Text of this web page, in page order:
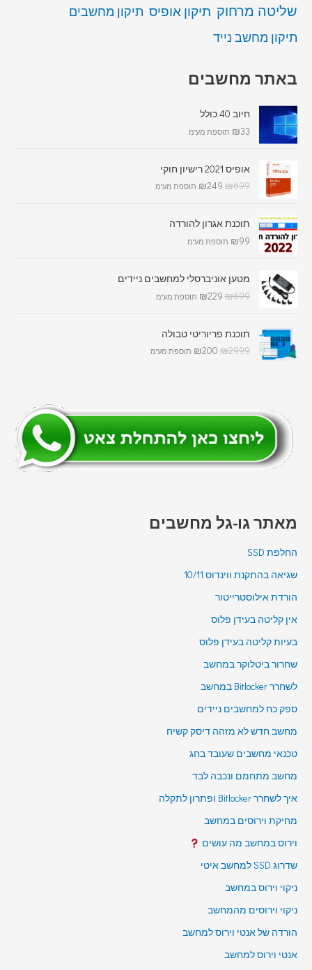
שליטה מרחוק תיקון אופיס תיקון מחשבים
תיקון מחשב נייד
באתר מחשבים
חיוב 40 כולל
₪33 תוספת מע"מ
אופיס 2021 רישיון חוקי
₪699
₪249 תוספת מע"מ
תוכנת אגרון להורדה
₪99 תוספת מע"מ
מטען אוניברסלי למחשבים ניידים
₪699
₪229 תוספת מע"מ
תוכנת פריוריטי טבולה
₪2999
₪200 תוספת מע"מ
מאתר גו-גל מחשבים
החלפת SSD
שגיאה בהתקנת ווינדוס 10/11
הורדת אילוסטרייטור
אין קליטה בעידן פלוס
בעיות קליטה בעידן פלוס
שחרור ביטלוקר במחשב
לשחרר Bitlocker במחשב
ספק כח למחשבים ניידים
מחשב חדש לא מזהה דיסק קשיח
טכנאי מחשבים שעובד בחג
מחשב מתחמם ונכבה לבד
איך לשחרר Bitlocker ופתרון לתקלה
מחיקת וירוסים במחשב
וירוס במחשב מה עושים
שדרוג SSD למחשב איטי
ניקוי וירוס במחשב
ניקוי וירוסים מהמחשב
הורדה של אנטי וירוס למחשב
אנטי וירוס למחשב